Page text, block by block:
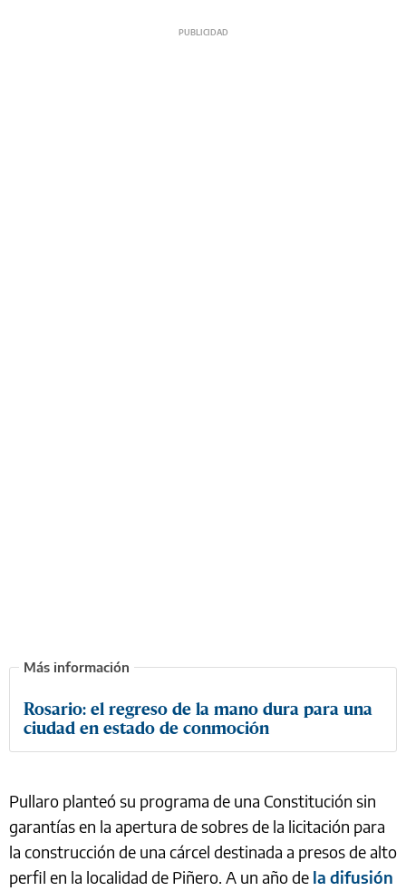
Rosario: el regreso de la mano dura para una
ciudad en estado de conmoción
Pullaro planteó su programa de una Constitución sin
garantías en la apertura de sobres de la licitación para
la construcción de una cárcel destinada a presos de alto
perfil en la localidad de Piñero. A un año de la difusión